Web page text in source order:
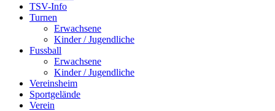
TSV-Info
Turnen
Erwachsene
Kinder / Jugendliche
Fussball
Erwachsene
Kinder / Jugendliche
Vereinsheim
Sportgelände
Verein